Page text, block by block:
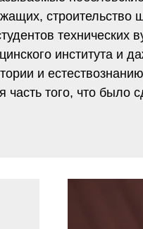
строительство
технических
института и
и
часть того, что было